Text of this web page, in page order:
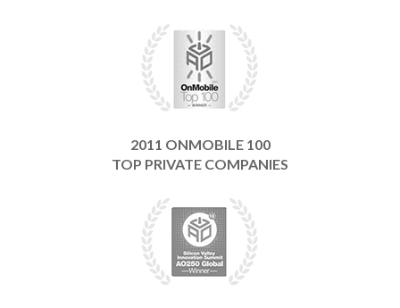
2011 ONMOBILE 100
TOP PRIVATE COMPANIES